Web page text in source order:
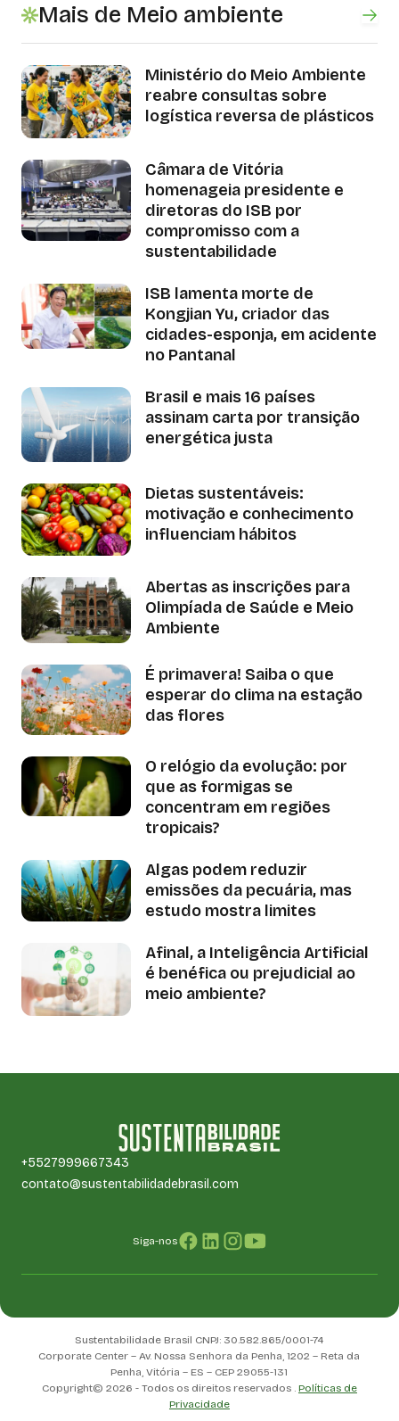
Mais de Meio ambiente
Ministério do Meio Ambiente
reabre consultas sobre
logística reversa de plásticos
Câmara de Vitória
homenageia presidente e
diretoras do ISB por
compromisso com a
sustentabilidade
ISB lamenta morte de
Kongjian Yu, criador das
cidades-esponja, em acidente
no Pantanal
Brasil e mais 16 países
assinam carta por transição
energética justa
Dietas sustentáveis:
motivação e conhecimento
influenciam hábitos
Abertas as inscrições para
Olimpíada de Saúde e Meio
Ambiente
É primavera! Saiba o que
esperar do clima na estação
das flores
O relógio da evolução: por
que as formigas se
concentram em regiões
tropicais?
Algas podem reduzir
emissões da pecuária, mas
estudo mostra limites
Afinal, a Inteligência Artificial
é benéfica ou prejudicial ao
meio ambiente?
+5527999667343
contato@sustentabilidadebrasil.com
Siga-nos
Sustentabilidade Brasil CNPJ: 30.582.865/0001-74
Corporate Center – Av. Nossa Senhora da Penha, 1202 – Reta da
Penha, Vitória – ES – CEP 29055-131
Copyright© 2026 - Todos os direitos reservados . Políticas de
Privacidade